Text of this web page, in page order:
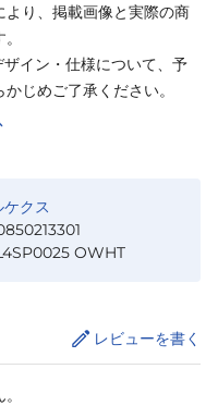
り、掲載画像と実際の商
イン・仕様について、予
じめご了承ください。
ケクス
OWHT
レビューを書く